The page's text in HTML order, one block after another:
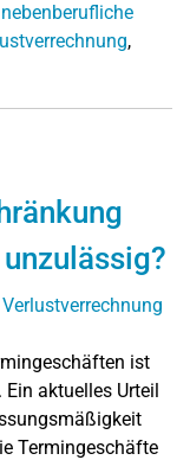
nebenberufliche
,
ist
aktuelles Urteil
Termingeschäfte